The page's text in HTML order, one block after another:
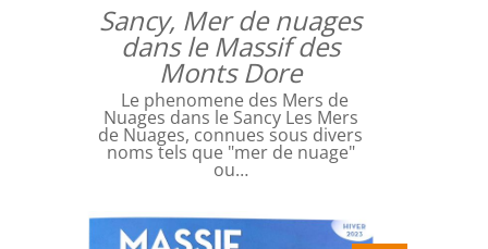
Sancy, Mer de nuages
dans le Massif des
Monts Dore
Le phenomene des Mers de
Nuages dans le Sancy Les Mers
de Nuages, connues sous divers
noms tels que "mer de nuage"
ou…